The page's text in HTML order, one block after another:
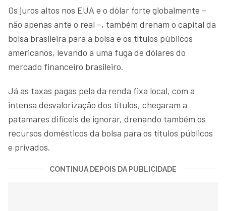
Os juros altos nos EUA e o dólar forte globalmente –
não apenas ante o real –, também drenam o capital da
bolsa brasileira para a bolsa e os títulos públicos
americanos, levando a uma fuga de dólares do
mercado financeiro brasileiro.
Já as taxas pagas pela da renda fixa local, com a
intensa desvalorização dos títulos, chegaram a
patamares difíceis de ignorar, drenando também os
recursos domésticos da bolsa para os títulos públicos
e privados.
CONTINUA DEPOIS DA PUBLICIDADE